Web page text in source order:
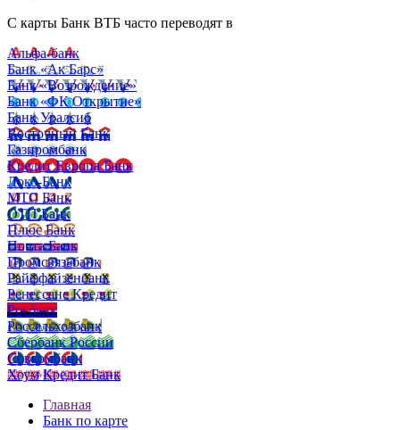
С карты Банк ВТБ часто переводят в
Альфа-банк
Банк «Ак Барс»
Банк «Возрождение»
Банк «ФК Открытие»
Банк Уралсиб
Восточный Банк
Газпромбанк
Кредит Европа Банк
Локо-Банк
МТС Банк
ОТП Банк
Плюс Банк
Почта Банк
Промсвязьбанк
Райффайзенбанк
Ренессанс Кредит
Росбанк
Россельхозбанк
Сбербанк России
Совкомбанк
Хоум Кредит Банк
Главная
Банк по карте